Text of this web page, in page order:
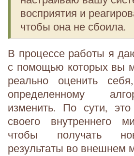
восприятия и
чтобы она не сбоила.
В процессе работы я
с помощью которых вы
реально оценить
определенному
изменить. По сути,
своего внутреннего
чтобы получать
результаты во внешнем